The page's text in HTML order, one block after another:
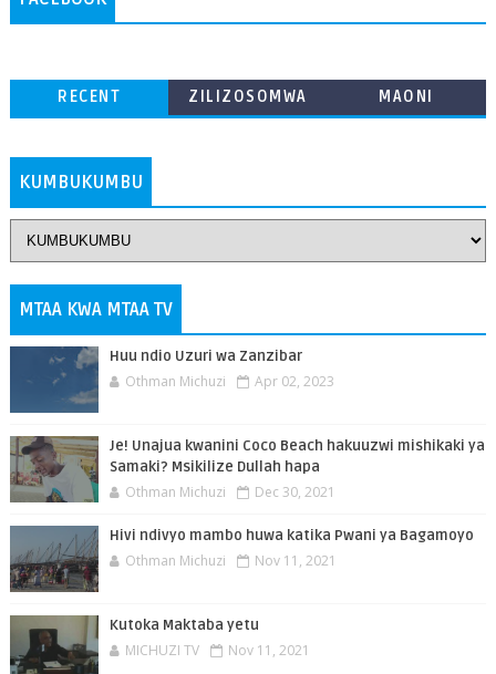
RECENT
ZILIZOSOMWA
MAONI
KUMBUKUMBU
MTAA KWA MTAA TV
Huu ndio Uzuri wa Zanzibar
Othman Michuzi Apr 02, 2023
Je! Unajua kwanini Coco Beach hakuuzwi mishikaki ya
Samaki? Msikilize Dullah hapa
Othman Michuzi Dec 30, 2021
Hivi ndivyo mambo huwa katika Pwani ya Bagamoyo
Othman Michuzi Nov 11, 2021
Kutoka Maktaba yetu
MICHUZI TV Nov 11, 2021